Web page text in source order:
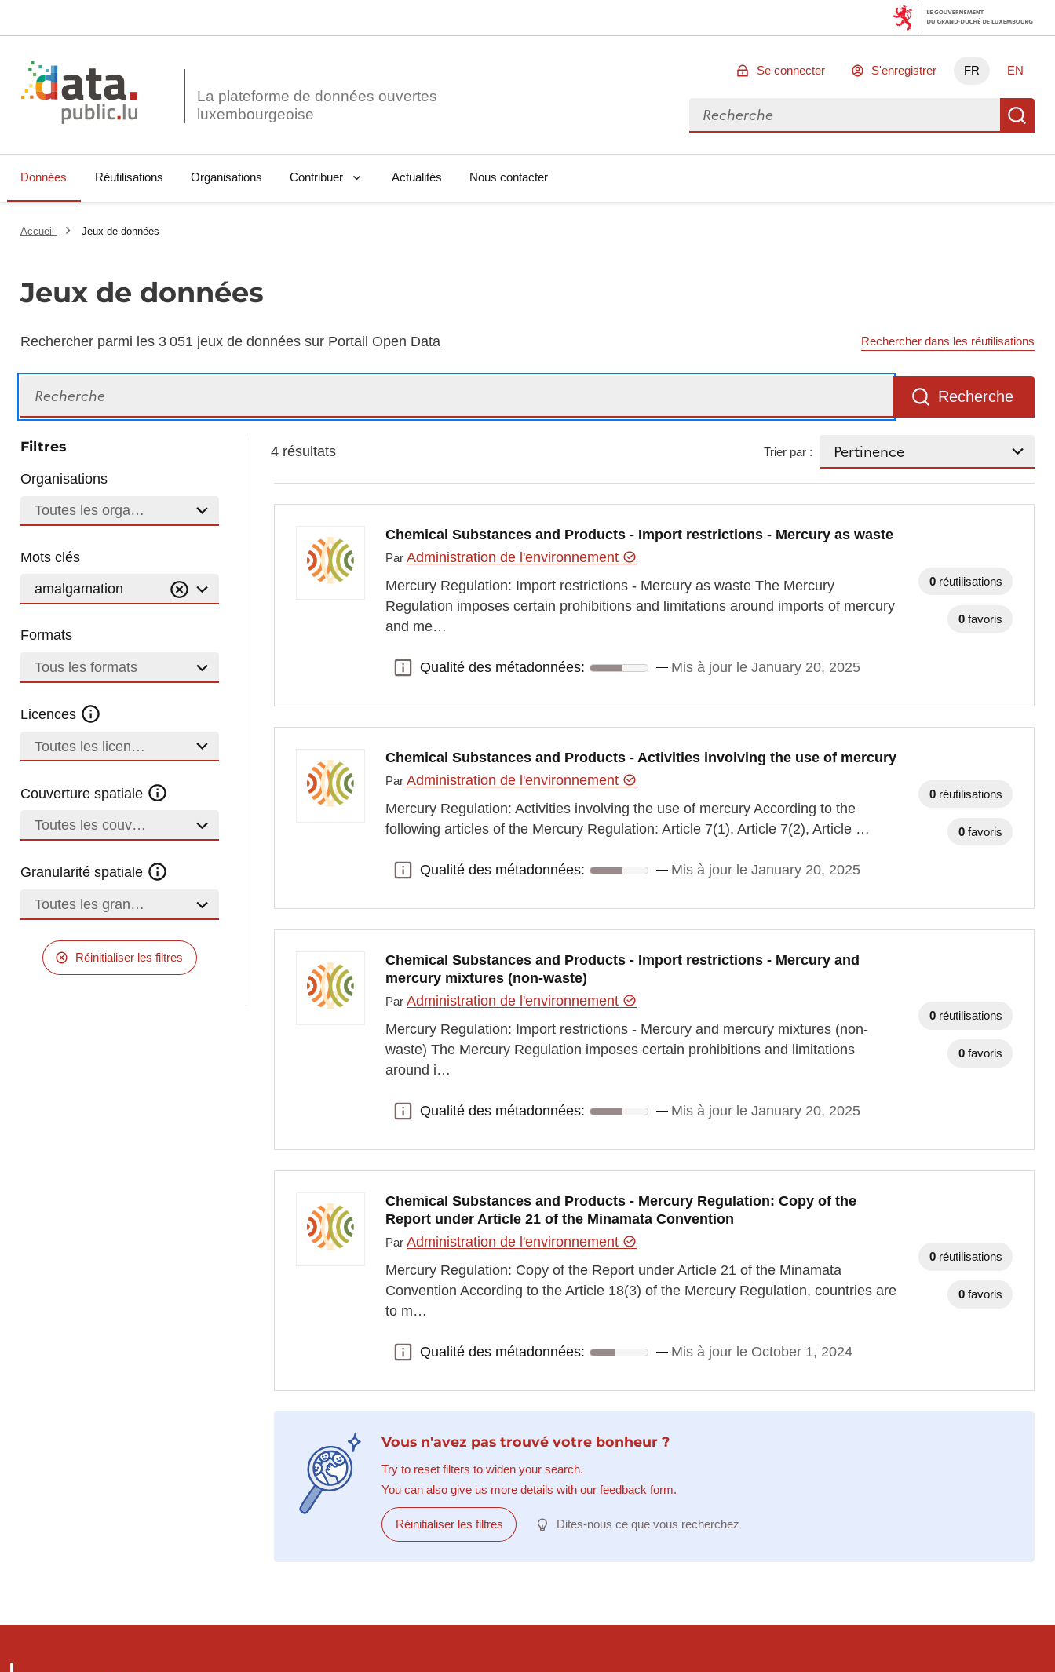
La plateforme de données ouvertes
Se connecter S'enregistrer FR EN
Rechercher des données
Données Réutilisations Organisations Contribuer Actualités Nous contacter
Accueil Jeux de données
Jeux de données
Rechercher parmi les 3 051 jeux de données sur Portail Open Data Rechercher dans les réutilisations
Recherche
Filtres
Organisations
Toutes les organisations
Mots clés
amalgamation
Formats
Tous les formats
Licences
Toutes les licences
Couverture spatiale
Toutes les couvertures
Granularité spatiale
Toutes les granularités
Réinitialiser les filtres
4 résultats Trier par :
Chemical Substances and Products - Import restrictions - Mercury as waste
ParAdministration de l'environnement
Mercury Regulation: Import restrictions - Mercury as waste The Mercury
Regulation imposes certain prohibitions and limitations around imports of mercury
and me…
Qualité des métadonnées:
Qualité des métadonnées: Mis à jour le January 20, 2025
0 réutilisations
0 favoris
Chemical Substances and Products - Activities involving the use of mercury
ParAdministration de l'environnement
Mercury Regulation: Activities involving the use of mercury According to the
following articles of the Mercury Regulation: Article 7(1), Article 7(2), Article …
Qualité des métadonnées:
Qualité des métadonnées: Mis à jour le January 20, 2025
0 réutilisations
0 favoris
Chemical Substances and Products - Import restrictions - Mercury and
mercury mixtures (non-waste)
ParAdministration de l'environnement
Mercury Regulation: Import restrictions - Mercury and mercury mixtures (non-
waste) The Mercury Regulation imposes certain prohibitions and limitations
around i…
Qualité des métadonnées:
Qualité des métadonnées: Mis à jour le January 20, 2025
0 réutilisations
0 favoris
Chemical Substances and Products - Mercury Regulation: Copy of the
Report under Article 21 of the Minamata Convention
ParAdministration de l'environnement
Mercury Regulation: Copy of the Report under Article 21 of the Minamata
Convention According to the Article 18(3) of the Mercury Regulation, countries are
to m…
Qualité des métadonnées:
Qualité des métadonnées: Mis à jour le October 1, 2024
0 réutilisations
0 favoris
Vous n'avez pas trouvé votre bonheur ?
Try to reset filters to widen your search.
You can also give us more details with our feedback form.
Réinitialiser les filtres Dites-nous ce que vous recherchez